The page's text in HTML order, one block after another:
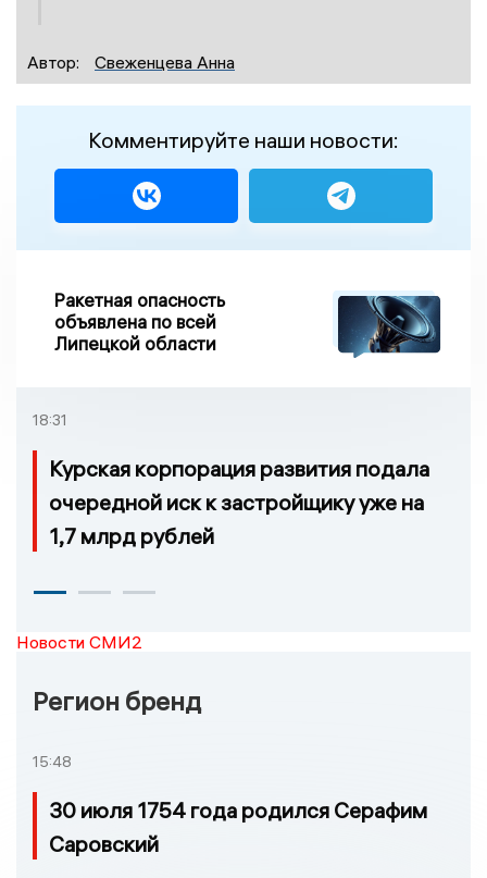
Автор: Свеженцева Анна
Комментируйте наши новости:
Ракетная опасность
объявлена по всей
Липецкой области
18:31
Курская корпорация развития подала
очередной иск к застройщику уже на
1,7 млрд рублей
Новости СМИ2
Регион бренд
15:48
30 июля 1754 года родился Серафим
Саровский